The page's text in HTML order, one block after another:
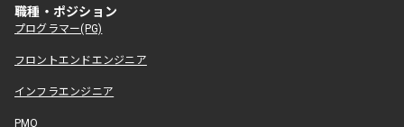
職種・ポジション
プログラマー(PG)
フロントエンドエンジニア
インフラエンジニア
PMO